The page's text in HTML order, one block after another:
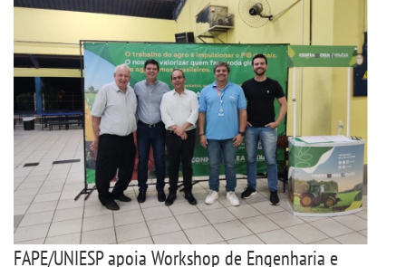
FAPE/UNIESP apoia Workshop de Engenharia e